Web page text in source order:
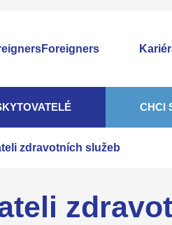
Foreigners
CHCI
zdravotních služeb